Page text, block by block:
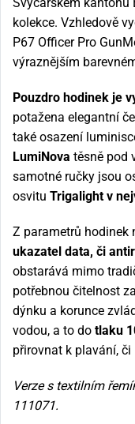
kolekce. Vzhledově
P67 Officer Pro
výraznějším
Pouzdro hodinek je
potažena elegantní
také osazení
LumiNova těsně pod
samotné ručky jsou
osvitu Trigalight v
Z parametrů hodinek
ukazatel data, či
obstarává mimo
potřebnou čitelnost
dýnku a korunce
vodou, a to do tlaku
přirovnat k plavání,
Verze s textilním
111071.